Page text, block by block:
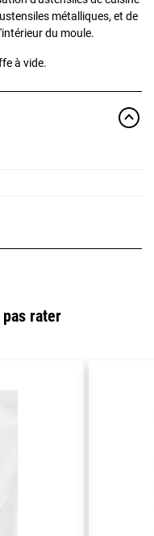
métalliques, et de
du moule.
à vide.
rater